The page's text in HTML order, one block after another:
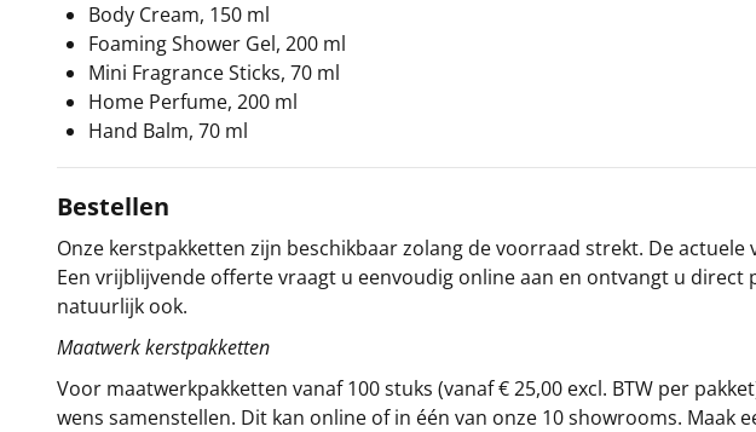
Body Cream, 150 ml
Foaming Shower Gel, 200 ml
Mini Fragrance Sticks, 70 ml
Home Perfume, 200 ml
Hand Balm, 70 ml
Bestellen
Onze kerstpakketten zijn beschikbaar zolang de voorraad strekt. De
Een vrijblijvende offerte vraagt u eenvoudig online aan en ontvangt u
natuurlijk ook.
Maatwerk kerstpakketten
Voor maatwerkpakketten vanaf 100 stuks (vanaf € 25,00 excl. BTW per
wens samenstellen. Dit kan online of in één van onze 10 showrooms. Maak